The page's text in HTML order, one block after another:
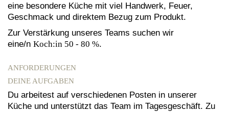
eine besondere Küche mit viel Handwerk, Feuer,
Geschmack und direktem Bezug zum Produkt.
Zur Verstärkung unseres Teams suchen wir
eine/n Koch:in 50 - 80 %.
ANFORDERUNGEN
DEINE AUFGABEN
Du arbeitest auf verschiedenen Posten in unserer
Küche und unterstützt das Team im Tagesgeschäft. Zu